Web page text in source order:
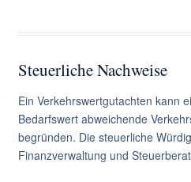
Steuerliche Nachweise
Ein Verkehrswertgutachten kann
Bedarfswert abweichende
begründen. Die steuerliche
Finanzverwaltung und